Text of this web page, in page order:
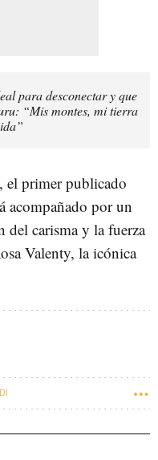
para desconectar y que
“Mis montes, mi tierra
el primer publicado
acompañado por un
del carisma y la fuerza
Valenty, la icónica